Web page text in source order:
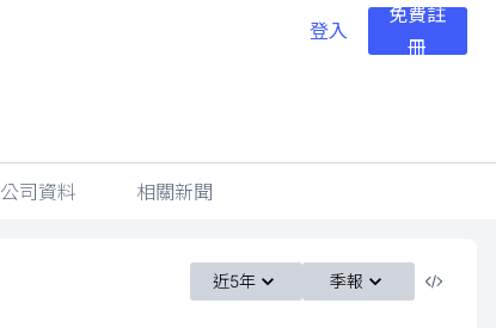
登入
免費註
冊
公司資料 相關新聞
近5年 季報